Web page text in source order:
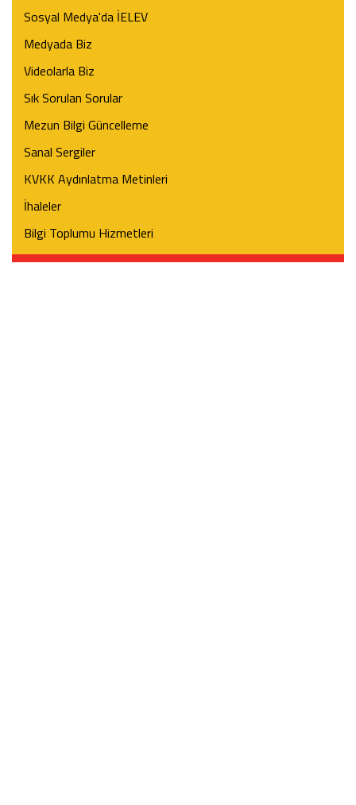
Sosyal Medya'da İELEV
Medyada Biz
Videolarla Biz
Sık Sorulan Sorular
Mezun Bilgi Güncelleme
Sanal Sergiler
KVKK Aydınlatma Metinleri
İhaleler
Bilgi Toplumu Hizmetleri